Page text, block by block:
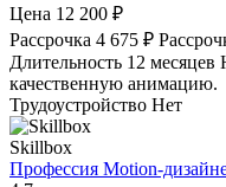
Цена 12 200 ₽
Рассрочка 4 675 ₽
Длительность 12 месяцев
качественную анимацию.
Трудоустройство Нет
Skillbox
Профессия Motion-